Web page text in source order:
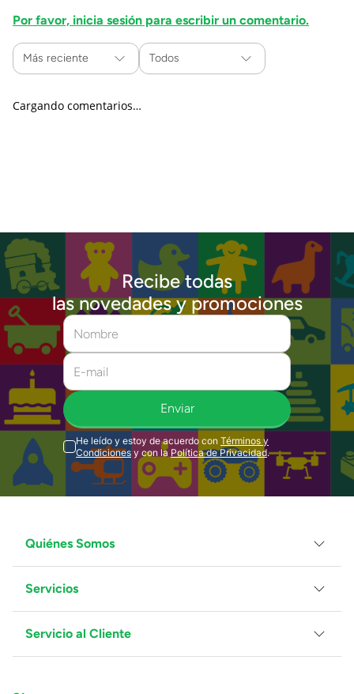
Por favor, inicia sesión para escribir un comentario.
Más reciente Todos
Cargando comentarios…
Recibe todas
las novedades y promociones
Enviar
He leído y estoy de acuerdo con Términos y
Condiciones y con la Política de Privacidad.
Quiénes Somos
Grupo Juguetron
Localiza tu tienda
Blog
Servicios
Facturación
Proveedores
Servicio al Cliente